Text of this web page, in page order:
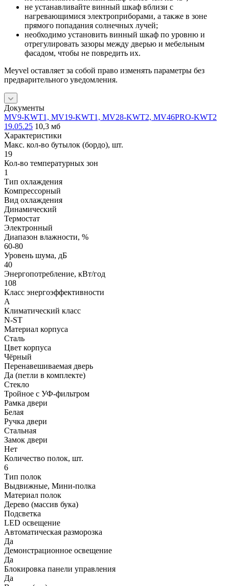
не устанавливайте винный шкаф вблизи с
нагревающимися электроприборами, а также в зоне
прямого попадания солнечных лучей;
необходимо установить винный шкаф по уровню и
отрегулировать зазоры между дверью и мебельным
фасадом, чтобы не повредить их.
Meyvel оставляет за собой право изменять параметры без
предварительного уведомления.
Документы
MV9-KWT1, MV19-KWT1, MV28-KWT2, MV46PRO-KWT2
19.05.25 10,3 мб
Характеристики
Макс. кол-во бутылок (бордо), шт.
19
Кол-во температурных зон
1
Тип охлаждения
Компрессорный
Вид охлаждения
Динамический
Термостат
Электронный
Диапазон влажности, %
60-80
Уровень шума, дБ
40
Энергопотребление, кВт/год
108
Класс энергоэффективности
A
Климатический класс
N-ST
Материал корпуса
Сталь
Цвет корпуса
Чёрный
Перенавешиваемая дверь
Да (петли в комплекте)
Стекло
Тройное с УФ-фильтром
Рамка двери
Белая
Ручка двери
Стальная
Замок двери
Нет
Количество полок, шт.
6
Тип полок
Выдвижные, Мини-полка
Материал полок
Дерево (массив бука)
Подсветка
LED освещение
Автоматическая разморозка
Да
Демонстрационное освещение
Да
Блокировка панели управления
Да